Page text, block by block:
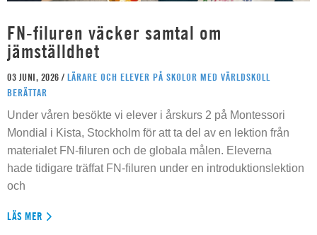
FN-filuren väcker samtal om
jämställdhet
03 JUNI, 2026 / LÄRARE OCH ELEVER PÅ SKOLOR MED VÄRLDSKOLL
BERÄTTAR
Under våren besökte vi elever i årskurs 2 på Montessori
Mondial i Kista, Stockholm för att ta del av en lektion från
materialet FN-filuren och de globala målen. Eleverna
hade tidigare träffat FN-filuren under en introduktionslektion
och
LÄS MER